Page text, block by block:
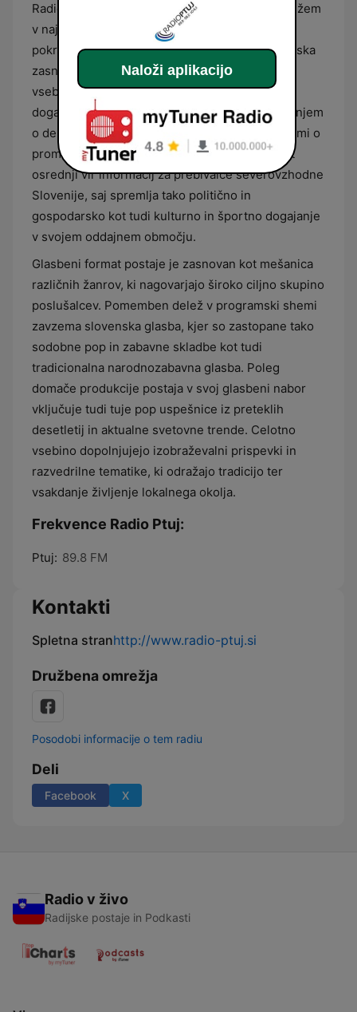
Radio Ptuj je regionalna radijska postaja s sedežem
v najstarejšem slovenskem mestu, ki primarno
pokriva območje Spodnjega Podravja. Programska
zasnova temelji na zagotavljanju informativnih
vsebin z močnim poudarkom na lokalnem
dogajanju, vključno z novicami iz občin, poročanjem
o delu lokalnih društev ter ažurnimi informacijami o
prometu in vremenu v regiji. Postaja deluje kot
osrednji vir informacij za prebivalce severovzhodne
Slovenije, saj spremlja tako politično in
gospodarsko kot tudi kulturno in športno dogajanje
v svojem oddajnem območju.
Glasbeni format postaje je zasnovan kot mešanica
različnih žanrov, ki nagovarjajo široko ciljno skupino
poslušalcev. Pomemben delež v programski shemi
zavzema slovenska glasba, kjer so zastopane tako
sodobne pop in zabavne skladbe kot tudi
tradicionalna narodnozabavna glasba. Poleg
domače produkcije postaja v svoj glasbeni nabor
vključuje tudi tuje pop uspešnice iz preteklih
desetletij in aktualne svetovne trende. Celotno
vsebino dopolnjujejo izobraževalni prispevki in
razvedrilne tematike, ki odražajo tradicijo ter
vsakdanje življenje lokalnega okolja.
Frekvence Radio Ptuj:
Ptuj: 89.8 FM
Kontakti
Spletna stranhttp://www.radio-ptuj.si
Družbena omrežja
Posodobi informacije o tem radiu
Deli
Facebook X
Radio v živo
Radijske postaje in Podkasti
Naloži aplikacijo